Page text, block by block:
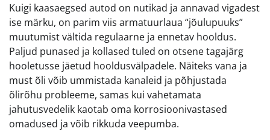
Kuigi kaasaegsed autod on nutikad ja annavad vigadest
ise märku, on parim viis armatuurlaua “jõulupuuks”
muutumist vältida regulaarne ja ennetav hooldus.
Paljud punased ja kollased tuled on otsene tagajärg
hooletusse jäetud hooldusvälpadele. Näiteks vana ja
must õli võib ummistada kanaleid ja põhjustada
õlirõhu probleeme, samas kui vahetamata
jahutusvedelik kaotab oma korrosioonivastased
omadused ja võib rikkuda veepumba.